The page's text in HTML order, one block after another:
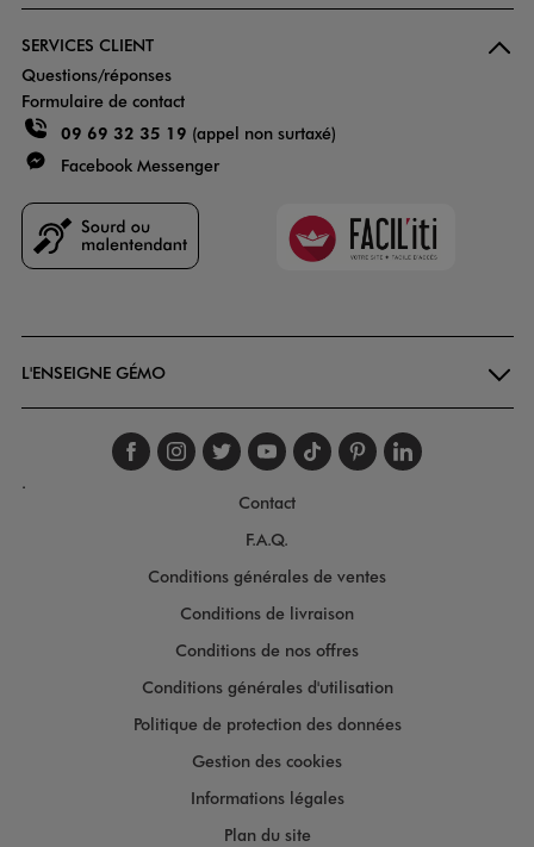
SERVICES CLIENT
Questions/réponses
Formulaire de contact
09 69 32 35 19 (appel non surtaxé)
Facebook Messenger
Faciliti
L'ENSEIGNE GÉMO
Suivez-nous sur
Suivez-nous sur
Suivez-nous sur
Suivez-nous
Suivez-nous
Suivez-
.
Contact
F.A.Q.
Conditions générales de ventes
Conditions de livraison
Conditions de nos offres
Conditions générales d'utilisation
Politique de protection des données
Gestion des cookies
Informations légales
Plan du site